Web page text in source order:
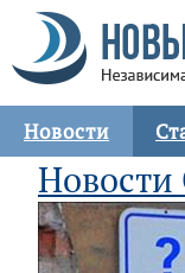
Новости
Новости